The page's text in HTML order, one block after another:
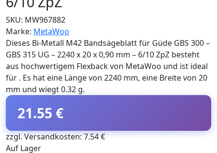
SKU: MW967882
Marke: MetaWoo
Dieses Bi-Metall M42 Bandsägeblatt für Güde GBS 300 –
GBS 315 UG – 2240 x 20 x 0,90 mm – 6/10 ZpZ besteht
aus hochwertigem Flexback von MetaWoo und ist ideal
für . Es hat eine Länge von 2240 mm, eine Breite von 20
mm und wiegt 0.32 g.
21.55 €
zzgl. Versandkosten: 7.54 €
Auf Lager